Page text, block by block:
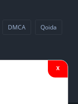
DMCA Qoida
X